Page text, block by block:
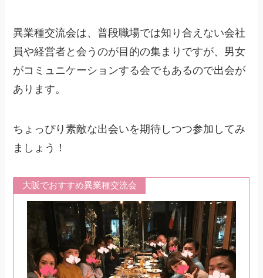
異業種交流会は、普段職場では知り合えない会社
員や経営者と会うのが目的の集まりですが、男女
がコミュニケーションする会でもあるので出会が
あります。
ちょっぴり素敵な出会いを期待しつつ参加してみ
ましょう！
大阪でおすすめ異業種交流会